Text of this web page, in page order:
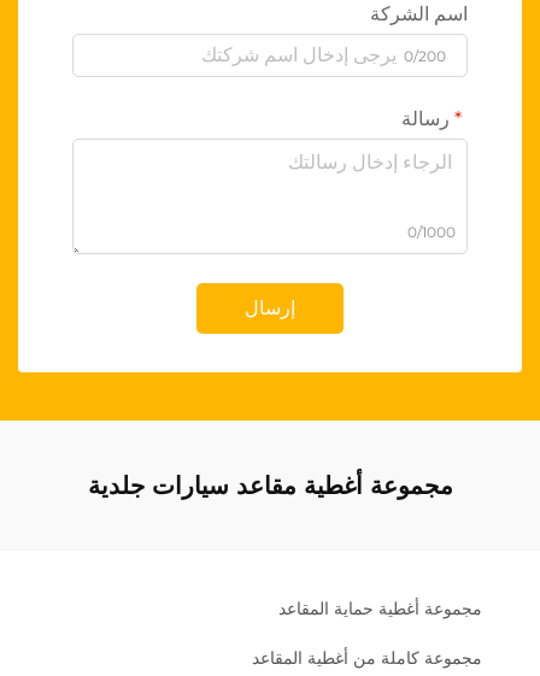
اسم الشركة
0/200
رسالة
0/1000
إرسال
مجموعة أغطية مقاعد سيارات جلدية
مجموعة أغطية حماية المقاعد
مجموعة كاملة من أغطية المقاعد